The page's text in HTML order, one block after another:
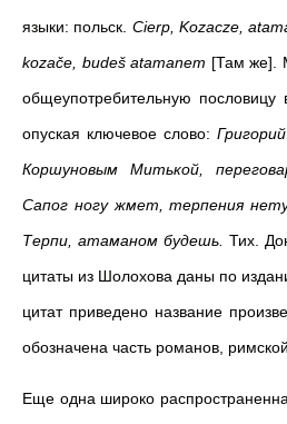
языки: польск. Cierp, Kozacze ,
kozače budeš atamanem [Там же].
общеупотребительную пословицу
опуская ключевое слово:
Коршуновым Митькой,
Сапог ногу жмет, терпения
Терпи, атаманом будешь. Тих.
цитаты из Шолохова даны по
цитат приведено название
обозначена часть романов,
Еще одна широко